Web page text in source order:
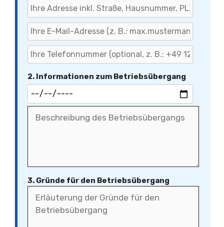
2. Informationen zum Betriebsübergang
3. Gründe für den Betriebsübergang